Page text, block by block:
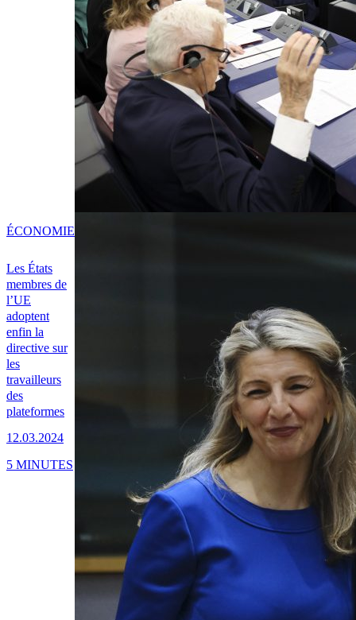
Les États
membres de
l’UE
adoptent
enfin la
directive sur
les
travailleurs
des
plateformes
12.03.2024
ÉCONOMIE
5 MINUTES